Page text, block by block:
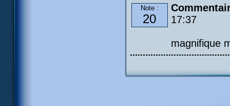
Note :
20
17:37
magnifique